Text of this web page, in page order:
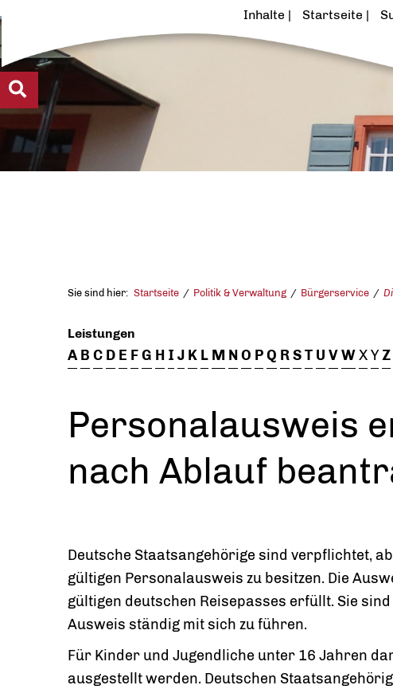
Inhalte Startseite
Sie sind hier: Startseite Politik & Verwaltung Bürgerservice
Leistungen
A B C D E FG H I J K L M NO PQ RST U VWXYZ
Personalausweis
nach Ablauf
Deutsche Staatsangehörige sind verpflichtet,
gültigen Personalausweis zu besitzen. Die
gültigen deutschen Reisepasses erfüllt. Sie
Ausweis ständig mit sich zu führen.
Für Kinder und Jugendliche unter 16 Jahren
ausgestellt werden. Deutschen